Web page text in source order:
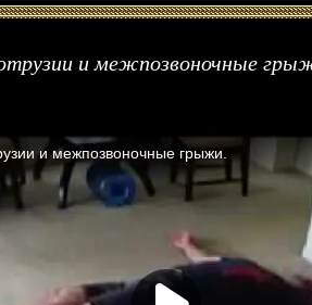
и межпозвоночные